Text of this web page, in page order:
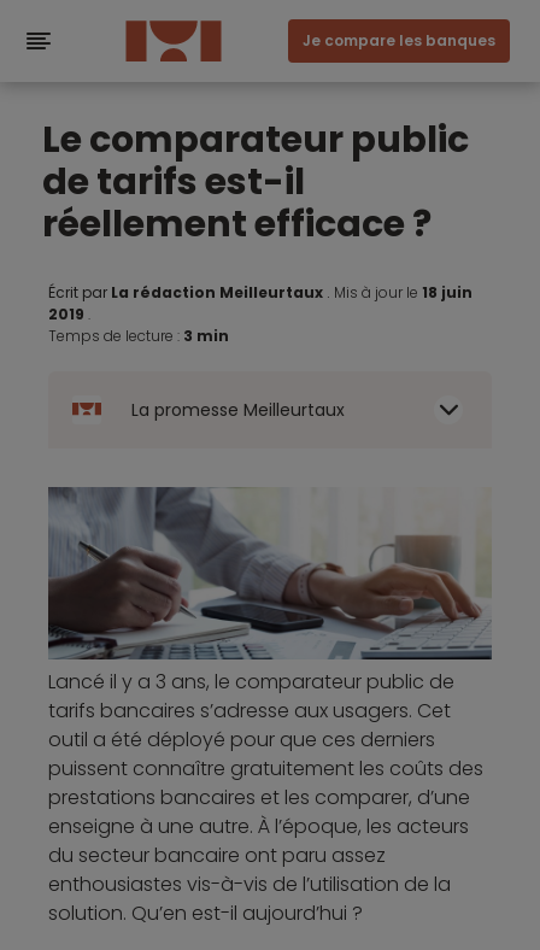
Je compare les banques
Le comparateur public
de tarifs est-il
réellement efficace ?
Écrit par La rédaction Meilleurtaux . Mis à jour le 18 juin
2019 .
Temps de lecture : 3 min
La promesse Meilleurtaux
Lancé il y a 3 ans, le comparateur public de
tarifs bancaires s’adresse aux usagers. Cet
outil a été déployé pour que ces derniers
puissent connaître gratuitement les coûts des
prestations bancaires et les comparer, d’une
enseigne à une autre. À l’époque, les acteurs
du secteur bancaire ont paru assez
enthousiastes vis-à-vis de l’utilisation de la
solution. Qu’en est-il aujourd’hui ?